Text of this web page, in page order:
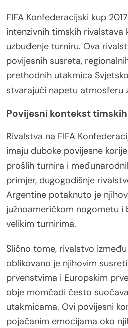
FIFA Konfederacijski kup
intenzivnih timskih rivalstava
uzbuđenje turniru. Ova
povijesnih susreta,
prethodnih utakmica
stvarajući napetu atmosferu
Povijesni kontekst
Rivalstva na FIFA
imaju duboke povijesne
prošlih turnira i
primjer, dugogodišnje
Argentine potaknuto je
južnoameričkom nogometu i
velikim turnirima.
Slično tome, rivalstvo
oblikovano je njihovim
prvenstvima i Europskim
obje momčadi često
utakmicama. Ovi povijesni
pojačanim emocijama oko